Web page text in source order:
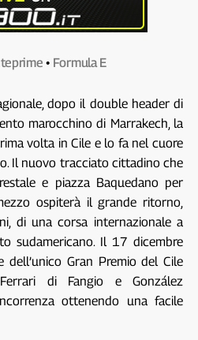
• Formula E
dopo il double header di
marocchino di Marrakech, la
volta in Cile e lo fa nel cuore
Il nuovo tracciato cittadino che
e piazza Baquedano per
ospiterà il grande ritorno,
di una corsa internazionale a
sudamericano. Il 17 dicembre
Gran Premio del Cile
di Fangio e González
ottenendo una facile